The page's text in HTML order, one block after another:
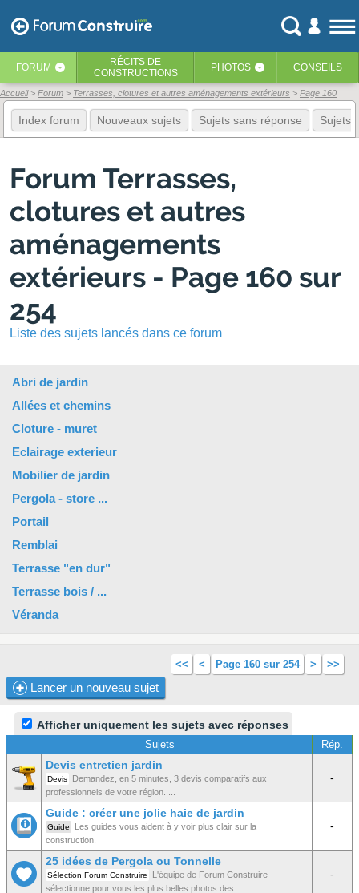
FORUM ‹ RÉCITS DE
CONSTRUCTIONS
PHOTOS ‹ CONSEILS
Accueil Forum Terrasses, clotures et autres aménagements extérieurs Page 160
Index forum Nouveaux sujets Sujets sans réponse Sujets
Forum Terrasses,
clotures et autres
aménagements
extérieurs - Page 160 sur
254
Liste des sujets lancés dans ce forum
Abri de jardin
Allées et chemins
Cloture - muret
Eclairage exterieur
Mobilier de jardin
Pergola - store ...
Portail
Remblai
Terrasse "en dur"
Terrasse bois / ...
Véranda
<< < Page 160 sur 254 > >>
Lancer un nouveau sujet
Afficher uniquement les sujets avec réponses
Sujets Rép.
Devis entretien jardin
Devis
Demandez, en 5 minutes, 3 devis comparatifs aux
professionnels de votre région. ...
-
Guide : créer une jolie haie de jardin
Guide
Les guides vous aident à y voir plus clair sur la
construction.
-
25 idées de Pergola ou Tonnelle
Sélection Forum Construire
L'équipe de Forum Construire
sélectionne pour vous les plus belles photos des ...
-